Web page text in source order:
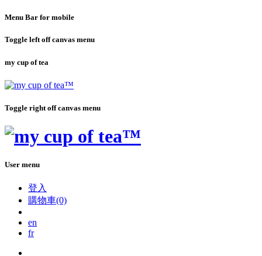
Menu Bar for mobile
Toggle left off canvas menu
my cup of tea
Toggle right off canvas menu
User menu
登入
購物車(0)
en
fr